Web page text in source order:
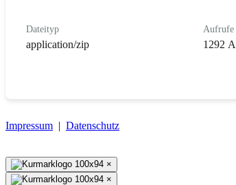
Dateityp
application/zip
Aufrufe
1292
Impressum | Datenschutz
×
×